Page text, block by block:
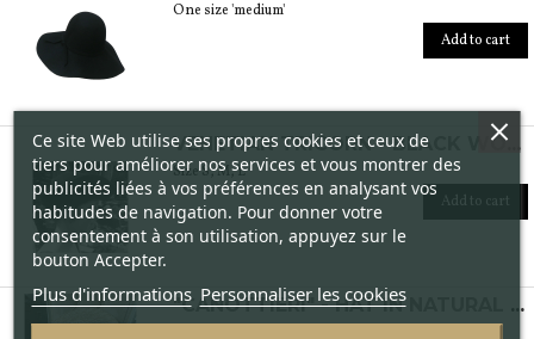
One size 'medium'
Add to cart
VENETIAN TRICORN - BLACK WOMEN'S FELT HAT
Size S, M, L
Add to cart
"CANOTTIERI" - HAT IN NATURAL STRAW
Ce site Web utilise ses propres cookies et ceux de
tiers pour améliorer nos services et vous montrer des
publicités liées à vos préférences en analysant vos
habitudes de navigation. Pour donner votre
consentement à son utilisation, appuyez sur le
bouton Accepter.
Plus d'informations Personnaliser les cookies